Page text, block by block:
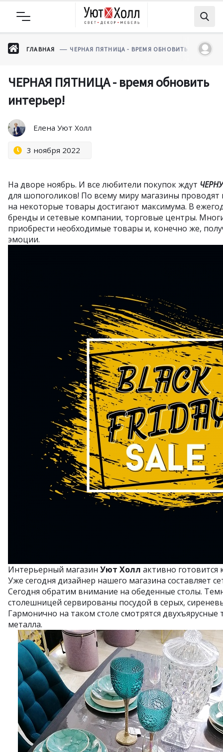
ГЛАВНАЯ ЧЕРНАЯ ПЯТНИЦА - ВРЕМЯ ОБНОВИТЬ ИНТЕРЬЕР!
ЧЕРНАЯ ПЯТНИЦА - время обновить
интерьер!
Елена Уют Холл
3 ноября 2022
На дворе ноябрь. И все любители покупок ждут
для шопоголиков! По всему миру магазины проводят
на некоторые товары достигают максимума. В
бренды и сетевые компании, торговые центры.
приобрести необходимые товары и, конечно же,
эмоции.
Интерьерный магазин Уют Холл активно готовится
Уже сегодня дизайнер нашего магазина составляет
Сегодня обратим внимание на обеденные столы.
столешницей сервированы посудой в серых,
Гармонично на таком столе смотрятся
металла.